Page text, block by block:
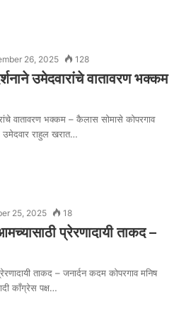
26, 2025 128
उमेदवारांचे वातावरण भक्कम
वातावरण भक्कम – कैलास सोमासे कोपरगाव
राहुल खरात…
25, 2025 18
प्रेरणादायी ताकद –
ताकद – जनार्दन कदम कोपरगाव मनिष
काँग्रेस पक्ष…